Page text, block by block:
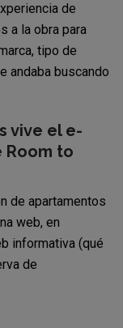
de
a la obra para
tipo de
andaba buscando
vive el e-
to
de apartamentos
web, en
informativa (qué
de